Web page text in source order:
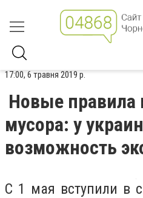
17:00, 6 травня 2019 р.
Новые правила
мусора: у
возможность
С 1 мая вступили в